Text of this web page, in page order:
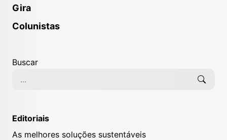
Gira
Colunistas
Buscar
Editoriais
As melhores soluções sustentáveis